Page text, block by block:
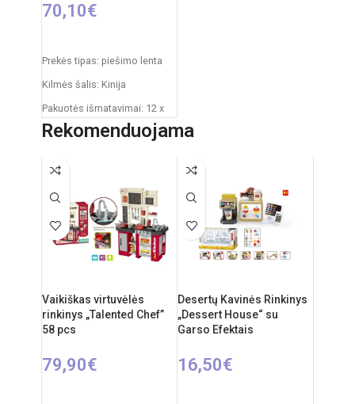
70,10€
Prekės tipas: piešimo lenta
Kilmės šalis: Kinija
Pakuotės išmatavimai: 12 x
53,5 x 76,5 cm
58 x 110 cm
Rekomenduojamas amžius:
nuo 3 metų
Rekomenduojama
Vaikiškas virtuvėlės
rinkinys „Talented Chef”
58 pcs
79,90€
Desertų Kavinės Rinkinys
„Dessert House“ su
Garso Efektais
16,50€